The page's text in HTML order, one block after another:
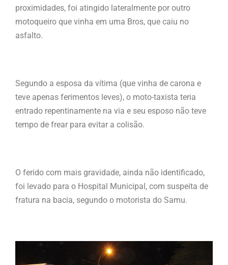
proximidades, foi atingido lateralmente por outro
motoqueiro que vinha em uma Bros, que caiu no
asfalto.
Segundo a esposa da vítima (que vinha de carona e
teve apenas ferimentos leves), o moto-taxista teria
entrado repentinamente na via e seu esposo não teve
tempo de frear para evitar a colisão.
O ferido com mais gravidade, ainda não identificado,
foi levado para o Hospital Municipal, com suspeita de
fratura na bacia, segundo o motorista do Samu.